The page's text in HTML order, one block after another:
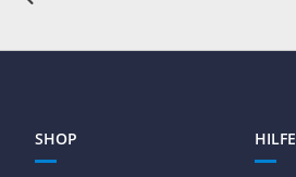
SHOP HILFE